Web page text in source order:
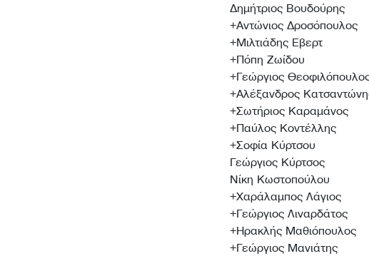
Δημήτριος Βουδούρης
+Αντώνιος Δροσόπουλος
+Μιλτιάδης Εβερτ
+Πόπη Ζωίδου
+Γεώργιος
+Αλέξανδρος
+Σωτήριος Καραμάνος
+Παύλος Κοντέλλης
+Σοφία Κύρτσου
Γεώργιος Κύρτσος
Νίκη Κωστοπούλου
+Χαράλαμπος Λάγιος
+Γεώργιος Λιναρδάτος
+Ηρακλής Μαθιόπουλος
+Γεώργιος Μανιάτης